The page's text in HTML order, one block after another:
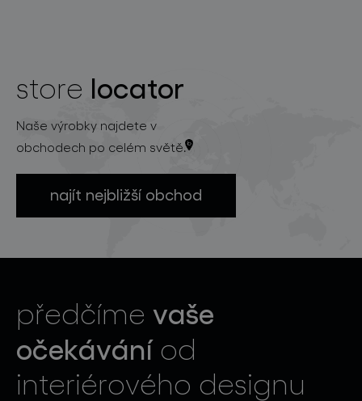
store locator
Naše výrobky najdete v
obchodech po celém světě.
najít nejbližší obchod
předčíme vaše
očekáváníod
interiérového designu